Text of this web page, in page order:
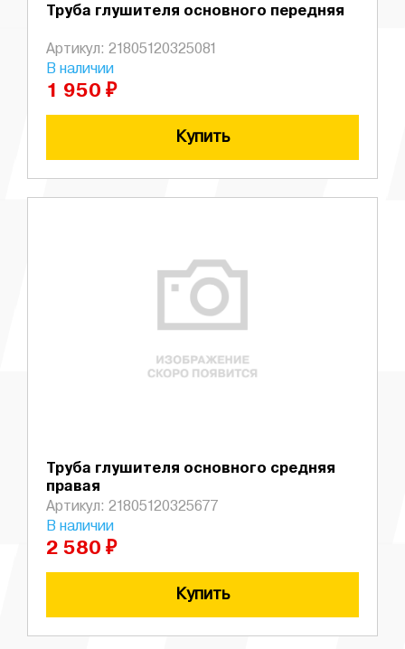
Труба глушителя основного передняя
Артикул: 21805120325081
В наличии
1 950 ₽
Купить
Труба глушителя основного средняя
правая
Артикул: 21805120325677
В наличии
2 580 ₽
Купить